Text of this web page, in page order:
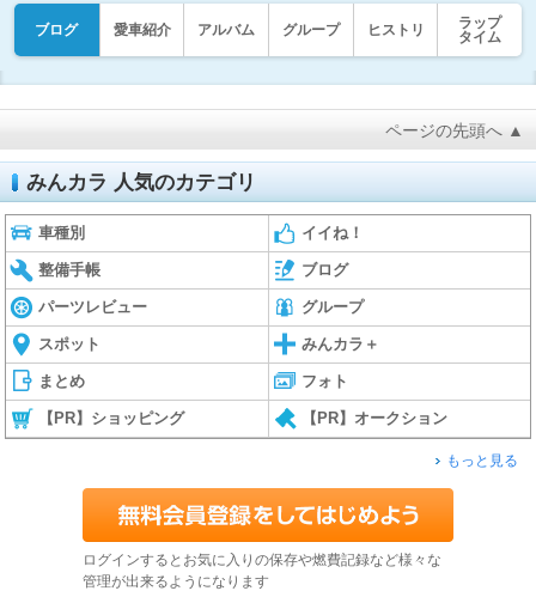
ブログ 愛車紹介 アルバム グループ ヒストリ
ラップ
タイム
ページの先頭へ ▲
みんカラ 人気のカテゴリ
車種別 イイね！
整備手帳 ブログ
パーツレビュー グループ
スポット みんカラ＋
まとめ フォト
【PR】ショッピング 【PR】オークション
もっと見る
ログインするとお気に入りの保存や燃費記録など様々な
管理が出来るようになります